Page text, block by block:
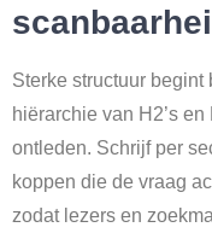
Sterke structuur
hiërarchie van H2’s
ontleden. Schrijf per
koppen die de vraag
zodat lezers en